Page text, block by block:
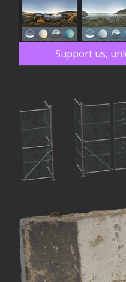
Support us,